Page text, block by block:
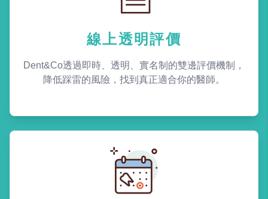
線上透明評價
Dent&Co透過即時、透明、實名制的雙邊評價機制，
降低踩雷的風險，找到真正適合你的醫師。